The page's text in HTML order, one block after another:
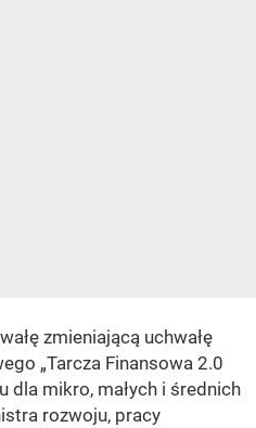
zmieniającą uchwałę
„Tarcza Finansowa 2.0
dla mikro, małych i średnich
rozwoju, pracy